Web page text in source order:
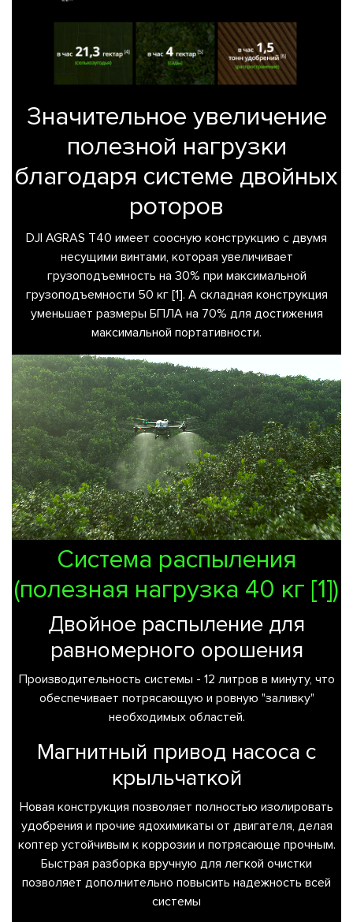
Значительное увеличение
полезной нагрузки
благодаря системе двойных
роторов
DJI AGRAS T40 имеет соосную конструкцию с двумя
несущими винтами, которая увеличивает
грузоподъемность на 30% при максимальной
грузоподъемности 50 кг [1]. А складная конструкция
уменьшает размеры БПЛА на 70% для достижения
максимальной портативности.
Система распыления
(полезная нагрузка 40 кг [1])
Двойное распыление для
равномерного орошения
Производительность системы - 12 литров в минуту, что
обеспечивает потрясающую и ровную "заливку"
необходимых областей.
Магнитный привод насоса с
крыльчаткой
Новая конструкция позволяет полностью изолировать
удобрения и прочие ядохимикаты от двигателя, делая
коптер устойчивым к коррозии и потрясающе прочным.
Быстрая разборка вручную для легкой очистки
позволяет дополнительно повысить надежность всей
системы